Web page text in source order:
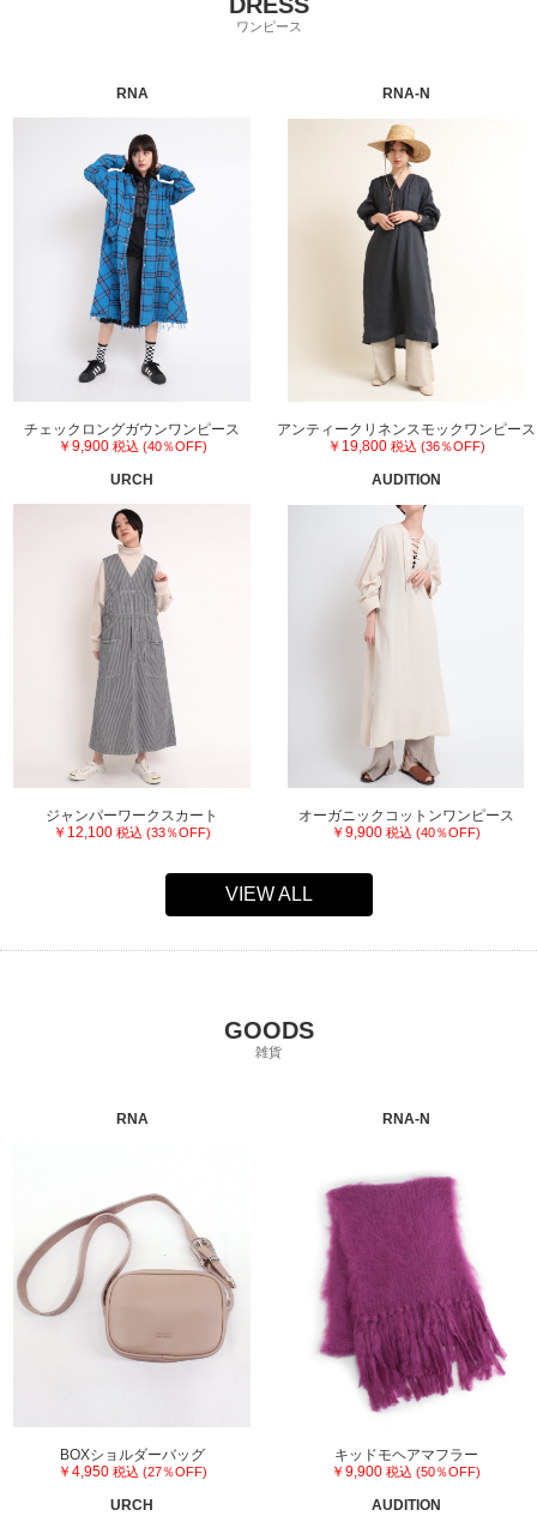
ワンピース
RNA RNA-N
チェックロングガウンワンピース
￥9,900 税込 (40％OFF)
アンティークリネンスモックワンピース
￥19,800 税込 (36％OFF)
URCH AUDITION
ジャンパーワークスカート
￥12,100 税込 (33％OFF)
オーガニックコットンワンピース
￥9,900 税込 (40％OFF)
VIEW ALL
GOODS
雑貨
RNA RNA-N
BOXショルダーバッグ
￥4,950 税込 (27％OFF)
キッドモヘアマフラー
￥9,900 税込 (50％OFF)
URCH AUDITION